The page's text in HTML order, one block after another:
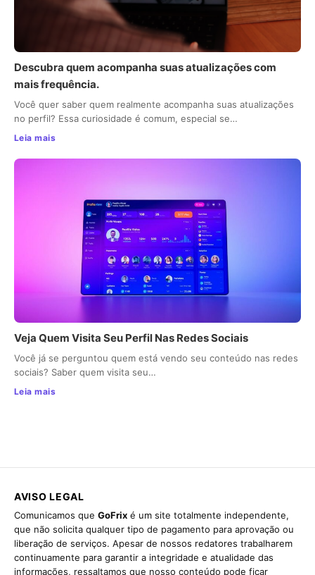
Descubra quem acompanha suas atualizações com
mais frequência.
Você quer saber quem realmente acompanha suas atualizações
no perfil? Essa curiosidade é comum, especial se…
Leia mais
Veja Quem Visita Seu Perfil Nas Redes Sociais
Você já se perguntou quem está vendo seu conteúdo nas redes
sociais? Saber quem visita seu…
Leia mais
AVISO LEGAL
Comunicamos que GoFrix é um site totalmente independente,
que não solicita qualquer tipo de pagamento para aprovação ou
liberação de serviços. Apesar de nossos redatores trabalharem
continuamente para garantir a integridade e atualidade das
informações, ressaltamos que nosso conteúdo pode ficar